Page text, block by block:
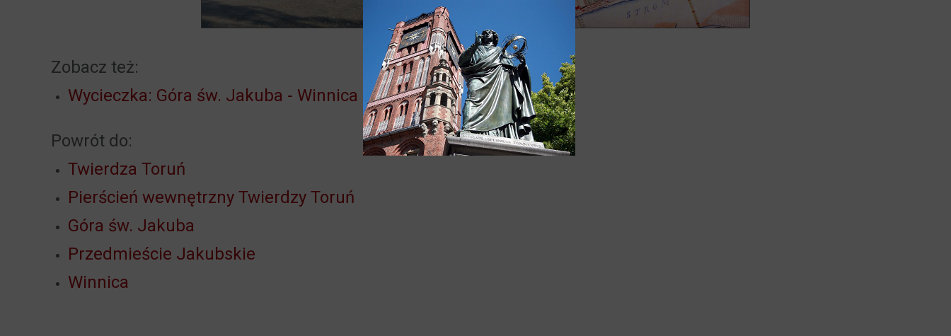
Zobacz też:
Wycieczka: Góra św. Jakuba - Winnica - góra Buchta
Powrót do:
Twierdza Toruń
Pierścień wewnętrzny Twierdzy Toruń
Góra św. Jakuba
Przedmieście Jakubskie
Winnica